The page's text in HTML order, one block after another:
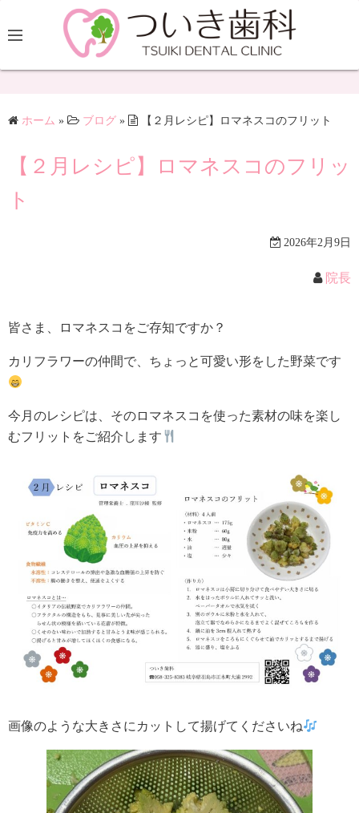
ホーム » ブログ » 【２月レシピ】ロマネスコのフリット
【２月レシピ】ロマネスコのフリッ
ト
2026年2月9日
院長
皆さま、ロマネスコをご存知ですか？
カリフラワーの仲間で、ちょっと可愛い形をした野菜です
今月のレシピは、そのロマネスコを使った素材の味を楽し
むフリットをご紹介します
画像のような大きさにカットして揚げてくださいね